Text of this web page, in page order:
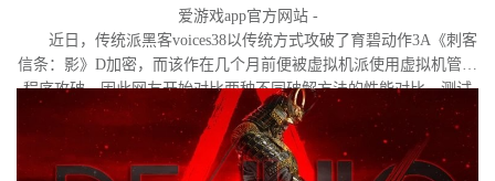
爱游戏app官方网站 -
近日，传统派黑客voices38以传统方式攻破了育碧动作3A《刺客
信条：影》D加密，而该作在几个月前便被虚拟机派使用虚拟机管理
程序攻破。因此网友开始对比两种不同破解方法的性能对比。测试
作者决定验证，虚拟机管理程序是否真的会像许多玩家认为的那
样，导致明显的帧数下降。